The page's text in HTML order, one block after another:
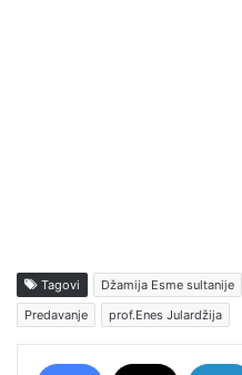
Tagovi Džamija Esme sultanije
Predavanje
prof.Enes Julardžija